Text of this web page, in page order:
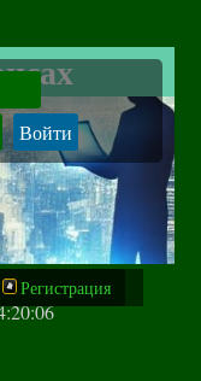
Регистрация